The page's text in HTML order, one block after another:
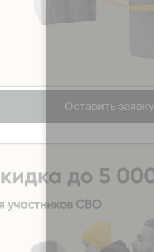
Оставить заявку